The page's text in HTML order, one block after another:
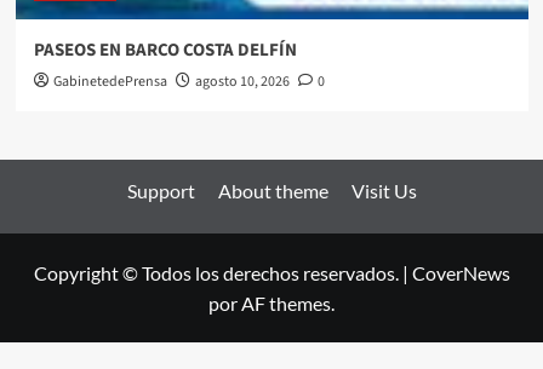
PASEOS EN BARCO COSTA DELFÍN
GabinetedePrensa agosto 10, 2026 0
Support About theme Visit Us
Copyright © Todos los derechos reservados. | CoverNews
por AF themes.